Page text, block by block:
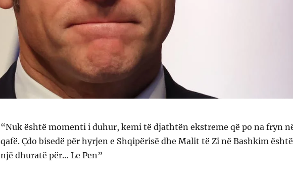
“Nuk është momenti i duhur, kemi të djathtën ekstreme që po na fryn
qafë. Çdo bisedë për hyrjen e Shqipërisë dhe Malit të Zi në Bashkim është
një dhuratë për… Le Pen”